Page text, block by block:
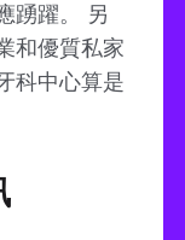
踴躍。 另
和優質私家
科中心算是